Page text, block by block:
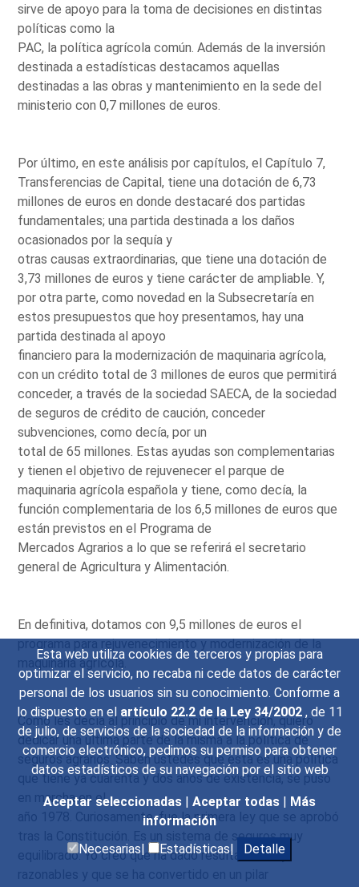
Esta web utiliza cookies de terceros y propias para
optimizar el servicio, no recaba ni cede datos de carácter
personal de los usuarios sin su conocimiento. Conforme a
lo dispuesto en el artículo 22.2 de la Ley 34/2002 , de 11
de julio, de servicios de la sociedad de la información y de
comercio electrónico, pedimos su permiso para obtener
datos estadísticos de su navegación por el sitio web
Aceptar seleccionadas | Aceptar todas | Más
información
Necesarias|
Estadísticas| Detalle
sirve de apoyo para la toma de decisiones en distintas
políticas como la
PAC, la política agrícola común. Además de la inversión
destinada a estadísticas destacamos aquellas
destinadas a las obras y mantenimiento en la sede del
ministerio con 0,7 millones de euros.
Por último, en este análisis por capítulos, el Capítulo 7,
Transferencias de Capital, tiene una dotación de 6,73
millones de euros en donde destacaré dos partidas
fundamentales; una partida destinada a los daños
ocasionados por la sequía y
otras causas extraordinarias, que tiene una dotación de
3,73 millones de euros y tiene carácter de ampliable. Y,
por otra parte, como novedad en la Subsecretaría en
estos presupuestos que hoy presentamos, hay una
partida destinada al apoyo
financiero para la modernización de maquinaria agrícola,
con un crédito total de 3 millones de euros que permitirá
conceder, a través de la sociedad SAECA, de la sociedad
de seguros de crédito de caución, conceder
subvenciones, como decía, por un
total de 65 millones. Estas ayudas son complementarias
y tienen el objetivo de rejuvenecer el parque de
maquinaria agrícola española y tiene, como decía, la
función complementaria de los 6,5 millones de euros que
están previstos en el Programa de
Mercados Agrarios a lo que se referirá el secretario
general de Agricultura y Alimentación.
En definitiva, dotamos con 9,5 millones de euros el
programa para rejuvenecimiento y modernización de la
maquinaria agrícola.
Como les decía al principio de mi intervención, quiero
dedicar una última parte de la misma a la política de
seguros agrarios. Saben ustedes que esta es una política
que tiene ya cuarenta y dos años de existencia, se puso
en marcha en el
año 1978. Curiosamente, fue la primera ley que se aprobó
tras la Constitución. Es un sistema de seguros muy
equilibrado. Yo creo que ha dado resultados muy
razonables y que se ha convertido en un pilar